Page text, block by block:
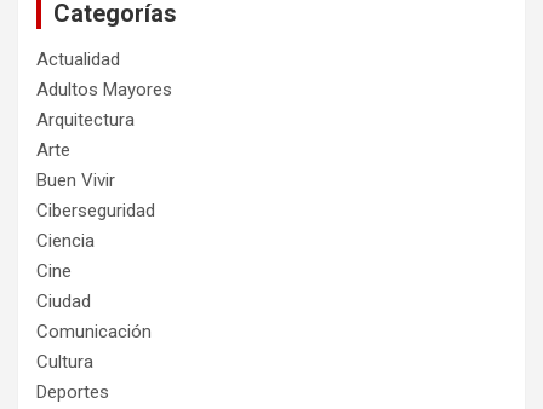
Categorías
Actualidad
Adultos Mayores
Arquitectura
Arte
Buen Vivir
Ciberseguridad
Ciencia
Cine
Ciudad
Comunicación
Cultura
Deportes